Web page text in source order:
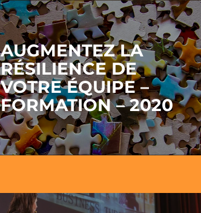
AUGMENTEZ LA
RÉSILIENCE DE
VOTRE ÉQUIPE –
FORMATION – 2020